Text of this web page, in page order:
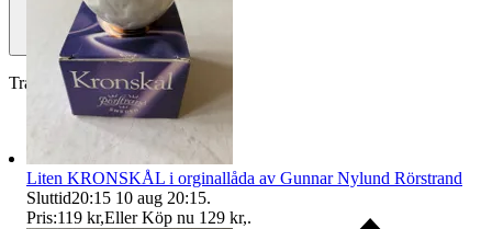
Traderas köparskydd
Liten KRONSKÅL i orginallåda av Gunnar Nylund Rörstrand
Sluttid20:15 10 aug 20:15.
Pris:119 kr,Eller Köp nu 129 kr,.